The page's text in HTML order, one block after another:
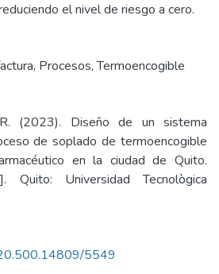
el nivel de riesgo a cero.
, Procesos,Termoencogible
R. (2023). Diseño de un sistema
de soplado de termoencogible
en la ciudad de Quito.
Quito: Universidad Tecnològica
5549